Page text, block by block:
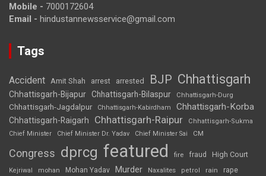
Mobile - 7000172604
Email - hindustannewsservice@gmail.com
Tags
Accident Amit Shah arrest arrested BJP Chhattisgarh
Chhattisgarh-Bijapur Chhattisgarh-Bilaspur Chhattisgarh-Durg
Chhattisgarh-Jagdalpur Chhattisgarh-Kabirdham Chhattisgarh-Korba
Chhattisgarh-Raigarh Chhattisgarh-Raipur
Chhattisgarh-Sukma
Chief Minister
Chief Minister Dr. Yadav Chief Minister Sai CM
Congress dprcg featured fire fraud High Court
Kejriwal mohan Mohan Yadav Murder Naxalites petrol rain rape